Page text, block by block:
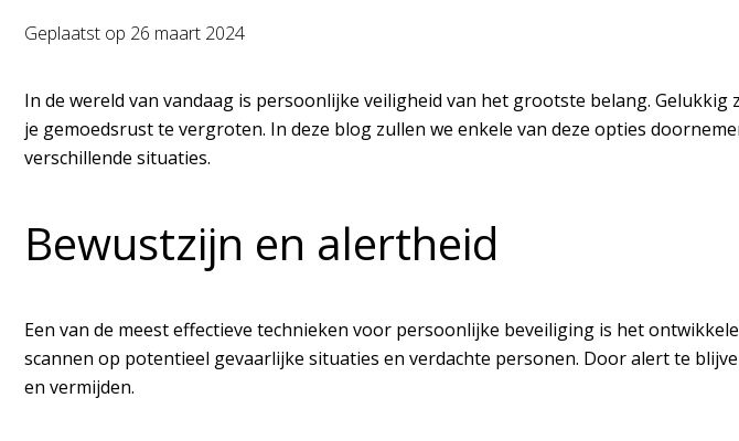
Geplaatst op 26 maart 2024
In de wereld van vandaag is persoonlijke veiligheid van het grootste belang.
je gemoedsrust te vergroten. In deze blog zullen we enkele van deze opties
verschillende situaties.
Bewustzijn en alertheid
Een van de meest effectieve technieken voor persoonlijke beveiliging is het
scannen op potentieel gevaarlijke situaties en verdachte personen. Door alert te
en vermijden.